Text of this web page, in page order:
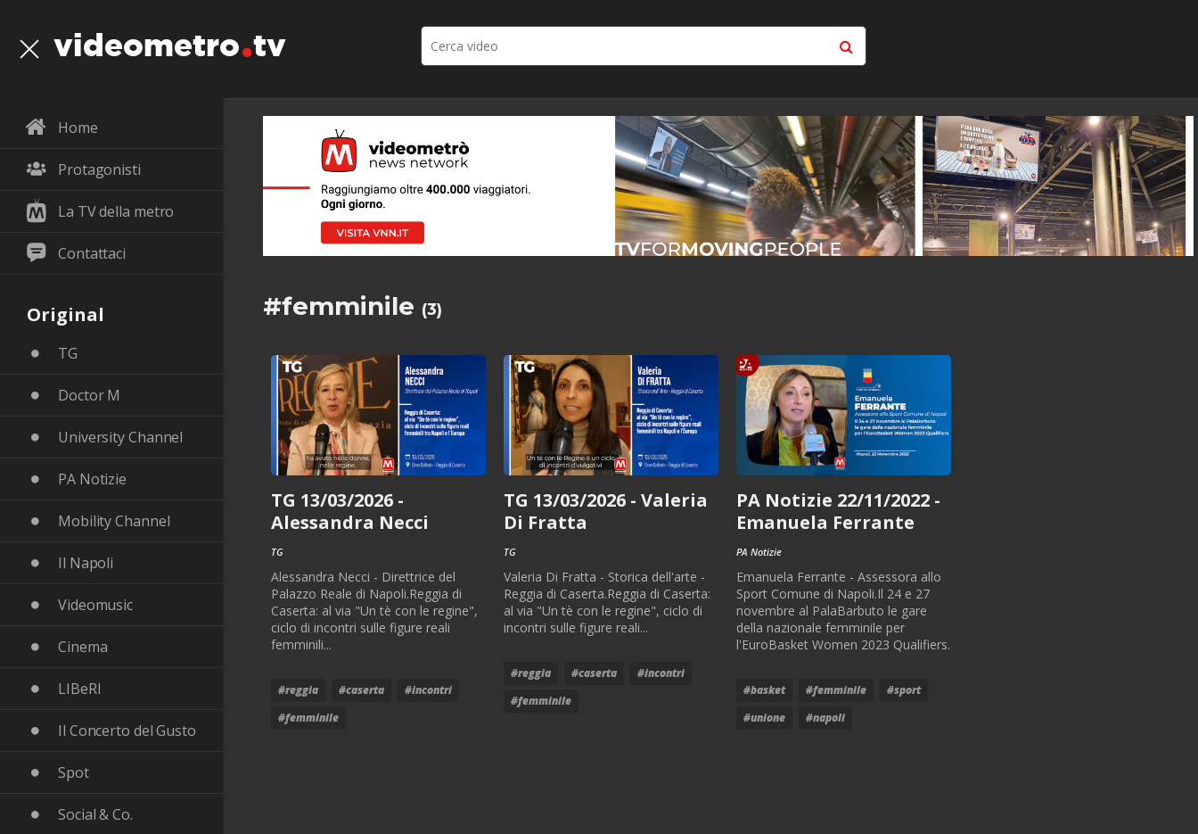
videometro tv
Home
Protagonisti
La TV della metro
Contattaci
Original
TG
Doctor M
University Channel
PA Notizie
Mobility Channel
Il Napoli
Videomusic
Cinema
LIBeRI
Il Concerto del Gusto
Spot
Social & Co.
#femminile (3)
TG 13/03/2026 -
Alessandra Necci
TG
Alessandra Necci - Direttrice del
Palazzo Reale di Napoli.Reggia di
Caserta: al via "Un tè con le regine",
ciclo di incontri sulle figure reali
femminili...
#reggia #caserta
#incontri
#femminile
TG 13/03/2026 - Valeria
Di Fratta
TG
Valeria Di Fratta - Storica dell'arte -
Reggia di Caserta.Reggia di Caserta:
al via "Un tè con le regine", ciclo di
incontri sulle figure reali...
#reggia #caserta
#incontri
#femminile
PA Notizie 22/11/2022 -
Emanuela Ferrante
PA Notizie
Emanuela Ferrante - Assessora allo
Sport Comune di Napoli.Il 24 e 27
novembre al PalaBarbuto le gare
della nazionale femminile per
l'EuroBasket Women 2023 Qualifiers.
#basket #femminile
#sport
#unione
#napoli